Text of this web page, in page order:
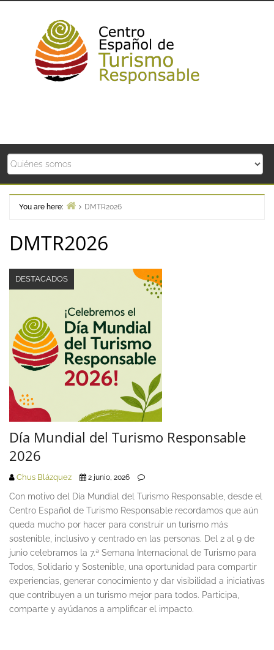
You are here:
DMTR2026
DMTR2026
DESTACADOS
Día Mundial del Turismo Responsable
2026
Chus Blázquez 2 junio, 2026
Con motivo del Día Mundial del Turismo Responsable, desde el
Centro Español de Turismo Responsable recordamos que aún
queda mucho por hacer para construir un turismo más
sostenible, inclusivo y centrado en las personas. Del 2 al 9 de
junio celebramos la 7.ª Semana Internacional de Turismo para
Todos, Solidario y Sostenible, una oportunidad para compartir
experiencias, generar conocimiento y dar visibilidad a iniciativas
que contribuyen a un turismo mejor para todos. Participa,
comparte y ayúdanos a amplificar el impacto.